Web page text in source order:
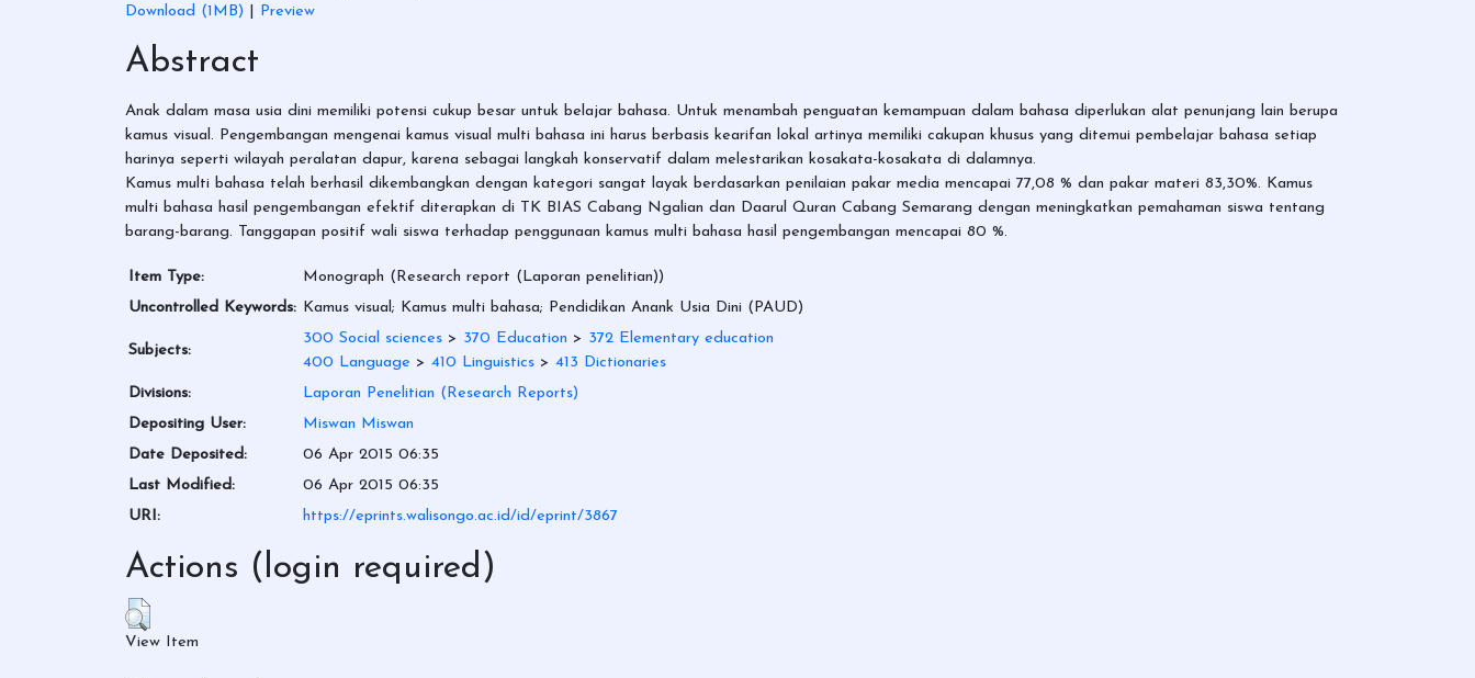
Download (1MB)
Preview
Abstract
Anak dalam masa usia dini memiliki potensi cukup besar untuk belajar bahasa. Untuk menambah penguatan kemampuan dalam bahasa diperlukan alat penunjang lain berupa
kamus visual. Pengembangan mengenai kamus visual multi bahasa ini harus berbasis kearifan lokal artinya memiliki cakupan khusus yang ditemui pembelajar bahasa setiap
harinya seperti wilayah peralatan dapur, karena sebagai langkah konservatif dalam melestarikan kosakata-kosakata di dalamnya.
Kamus multi bahasa telah berhasil dikembangkan dengan kategori sangat layak berdasarkan penilaian pakar media mencapai 77,08 % dan pakar materi 83,30%. Kamus
multi bahasa hasil pengembangan efektif diterapkan di TK BIAS Cabang Ngalian dan Daarul Quran Cabang Semarang dengan meningkatkan pemahaman siswa tentang
barang-barang. Tanggapan positif wali siswa terhadap penggunaan kamus multi bahasa hasil pengembangan mencapai 80 %.
Item Type:
Monograph (Research report (Laporan penelitian))
Uncontrolled Keywords: Kamus visual; Kamus multi bahasa; Pendidikan Anank Usia Dini (PAUD)
Subjects:
300 Social sciences > 370 Education > 372 Elementary education
400 Language > 410 Linguistics > 413 Dictionaries
Divisions:
Laporan Penelitian (Research Reports)
Depositing User:
Miswan Miswan
Date Deposited:
06 Apr 2015 06:35
Last Modified:
06 Apr 2015 06:35
URI:
https://eprints.walisongo.ac.id/id/eprint/3867
Actions (login required)
View Item